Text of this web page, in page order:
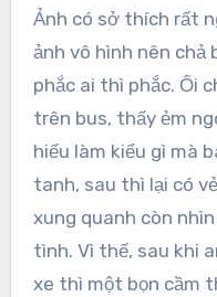
Ảnh có sở thích rất
ảnh vô hình nên chả
phắc ai thì phắc. Ối
trên bus, thấy ẻm
hiểu làm kiểu gì mà
tanh, sau thì lại có
xung quanh còn
tình. Vì thế, sau khi
xe thì một bọn cầm